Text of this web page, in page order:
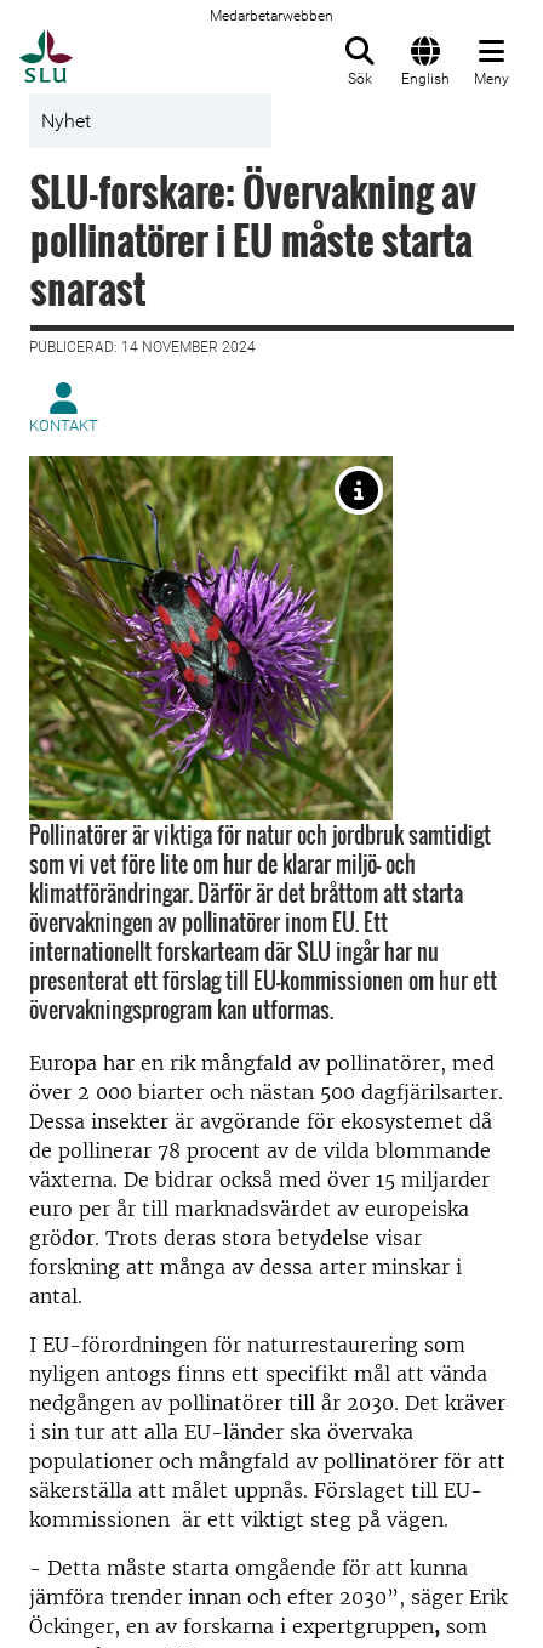
Medarbetarwebben
Sök English Meny
Nyhet
SLU-forskare: Övervakning av
pollinatörer i EU måste starta
snarast
PUBLICERAD: 14 NOVEMBER 2024
KONTAKT
Pollinatörer är viktiga för natur och jordbruk samtidigt
som vi vet före lite om hur de klarar miljö- och
klimatförändringar. Därför är det bråttom att starta
övervakningen av pollinatörer inom EU. Ett
internationellt forskarteam där SLU ingår har nu
presenterat ett förslag till EU-kommissionen om hur ett
övervakningsprogram kan utformas.
Europa har en rik mångfald av pollinatörer, med
över 2 000 biarter och nästan 500 dagfjärilsarter.
Dessa insekter är avgörande för ekosystemet då
de pollinerar 78 procent av de vilda blommande
växterna. De bidrar också med över 15 miljarder
euro per år till marknadsvärdet av europeiska
grödor. Trots deras stora betydelse visar
forskning att många av dessa arter minskar i
antal.
I EU-förordningen för naturrestaurering som
nyligen antogs finns ett specifikt mål att vända
nedgången av pollinatörer till år 2030. Det kräver
i sin tur att alla EU-länder ska övervaka
populationer och mångfald av pollinatörer för att
säkerställa att målet uppnås. Förslaget till EU-
kommissionen är ett viktigt steg på vägen.
- Detta måste starta omgående för att kunna
jämföra trender innan och efter 2030”, säger Erik
Öckinger, en av forskarna i expertgruppen, som